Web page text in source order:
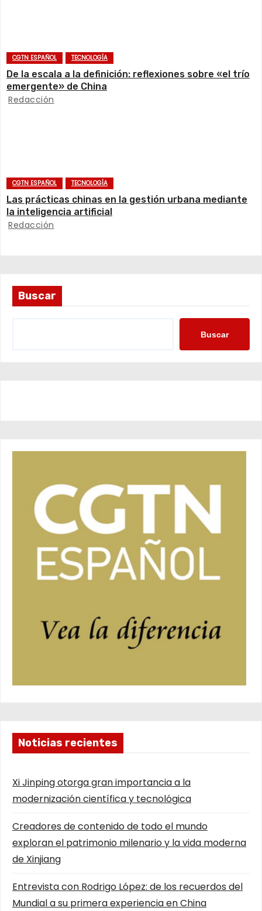
e
e
a
d
CGTN ESPAÑOL TECNOLOGÍA
De la escala a la definición: reflexiones sobre «el trío
emergente» de China
Redacción
CGTN ESPAÑOL TECNOLOGÍA
Las prácticas chinas en la gestión urbana mediante
la inteligencia artificial
Redacción
Buscar
Buscar
Noticias recientes
Xi Jinping otorga gran importancia a la
modernización científica y tecnológica
Creadores de contenido de todo el mundo
exploran el patrimonio milenario y la vida moderna
de Xinjiang
Entrevista con Rodrigo López: de los recuerdos del
Mundial a su primera experiencia en China